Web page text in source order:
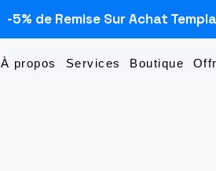
-5% de Remise Sur Achat
À propos Services Boutique